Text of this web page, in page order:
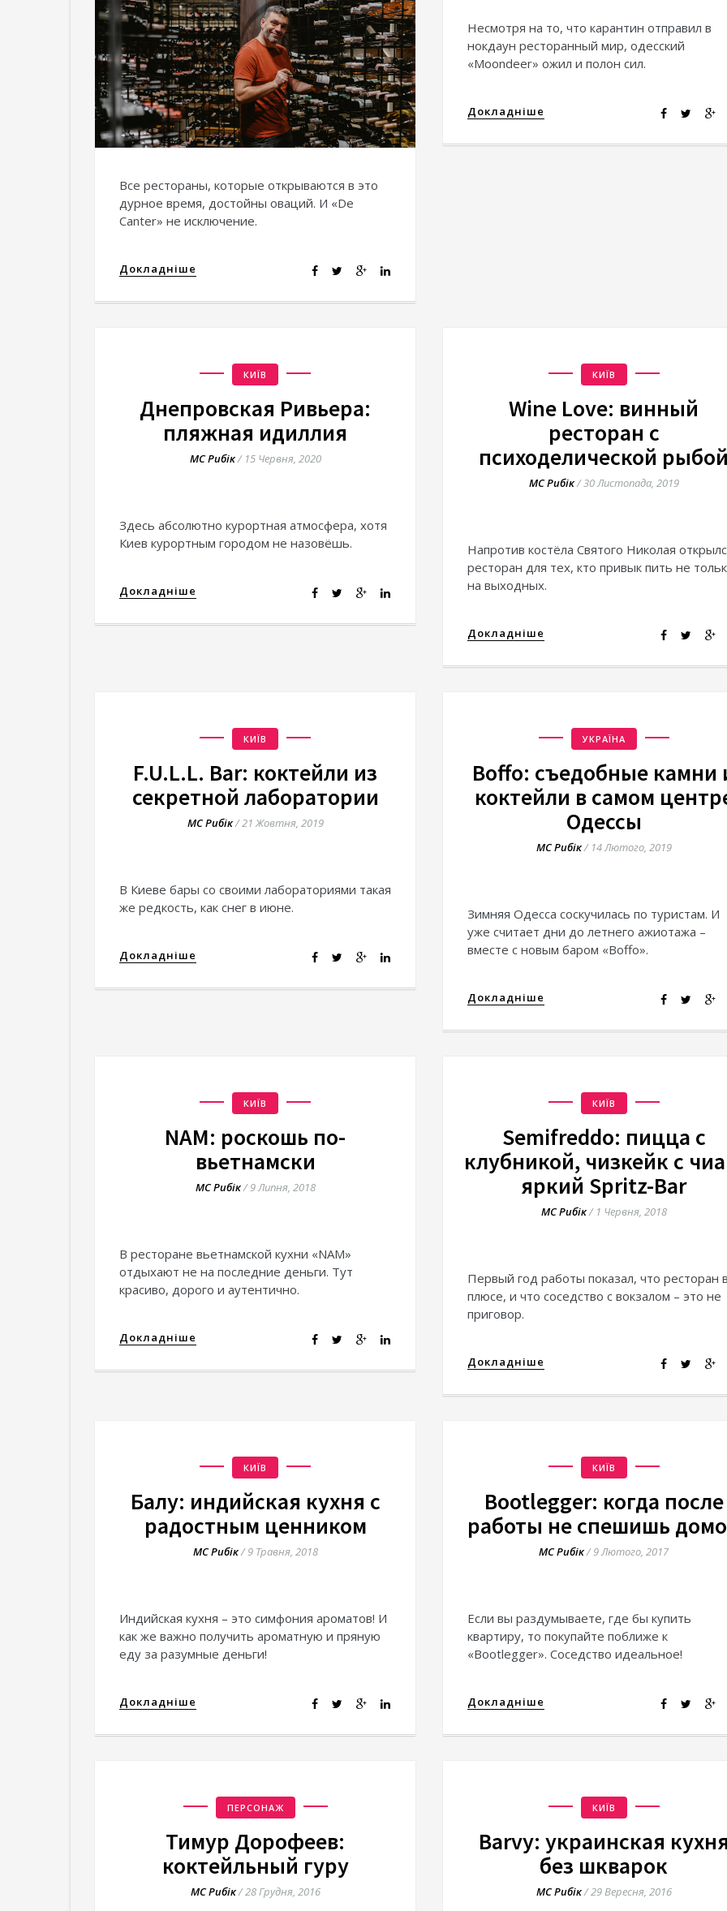
Все рестораны, которые открываются в это
дурное время, достойны оваций. И «De
Сanter» не исключение.
Докладніше
Несмотря на то, что карантин отправил в
нокдаун ресторанный мир, одесский
«Moondeer» ожил и полон сил.
Докладніше
КИЇВ
Днепровская Ривьера:
пляжная идиллия
МС Рибік/ 15 Червня, 2020
Здесь абсолютно курортная атмосфера, хотя
Киев курортным городом не назовёшь.
Докладніше
КИЇВ
Wine Love: винный
ресторан с
психоделической
МС Рибік/30 Листопада, 2019
Напротив костёла Святого Николая
ресторан для тех, кто привык пить не
на выходных.
Докладніше
КИЇВ
F.U.L.L. Bar: коктейли из
секретной лаборатории
МС Рибік/21 Жовтня, 2019
В Киеве бары со своими лабораториями такая
же редкость, как снег в июне.
Докладніше
УКРАЇНА
Boffo: съедобные камни
коктейли в самом
Одессы
МС Рибік/ 14 Лютого, 2019
Зимняя Одесса соскучилась по туристам. И
уже считает дни до летнего ажиотажа –
вместе с новым баром «Boffo».
Докладніше
КИЇВ
NAM: роскошь по-
вьетнамски
МС Рибік/9 Липня, 2018
В ресторане вьетнамской кухни «NAM»
отдыхают не на последние деньги. Тут
красиво, дорого и аутентично.
Докладніше
КИЇВ
Semifreddo: пицца с
клубникой, чизкейк с
яркий Spritz-Bar
МС Рибік/ 1 Червня, 2018
Первый год работы показал, что ресторан
плюсе, и что соседство с вокзалом – это не
приговор.
Докладніше
КИЇВ
Балу: индийская кухня с
радостным ценником
МС Рибік/9 Травня, 2018
Индийская кухня – это симфония ароматов! И
как же важно получить ароматную и пряную
еду за разумные деньги!
Докладніше
КИЇВ
Bootlegger: когда после
работы не спешишь
МС Рибік/9 Лютого, 2017
Если вы раздумываете, где бы купить
квартиру, то покупайте поближе к
«Bootlegger». Соседство идеальное!
Докладніше
ПЕРСОНАЖ
Тимур Дорофеев:
коктейльный гуру
МС Рибік/28 Грудня, 2016
КИЇВ
Barvy: украинская
без шкварок
МС Рибік/29 Вересня, 2016